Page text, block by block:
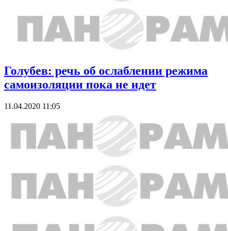
Голубев: речь об ослаблении режима
самоизоляции пока не идет
11.04.2020 11:05